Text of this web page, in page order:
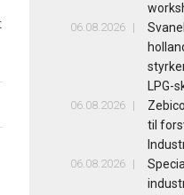
06.08.2026
LPG-
06.08.2026
til
06.08.2026